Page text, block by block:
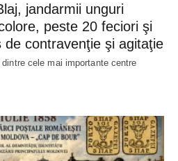
jandarmii unguri
peste 20 feciori şi
contravenţie şi agitaţie
cele mai importante centre